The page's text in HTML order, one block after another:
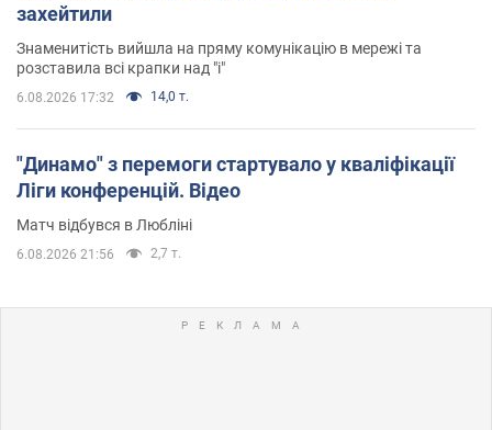
захейтили
Знаменитість вийшла на пряму комунікацію в мережі та
розставила всі крапки над "і"
6.08.2026 17:32 14,0 т.
"Динамо" з перемоги стартувало у кваліфікації
Ліги конференцій. Відео
Матч відбувся в Любліні
6.08.2026 21:56 2,7 т.